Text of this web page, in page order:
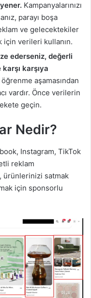
Kampanyalarınızı
parayı boşa
ve gelecektekiler
için verileri kullanın.
ederseniz, değerli
karşıya
aşamasından
vardır. Önce verilerin
geçin.
Nedir?
Instagram, TikTok
reklam
ürünlerinizi satmak
için sponsorlu